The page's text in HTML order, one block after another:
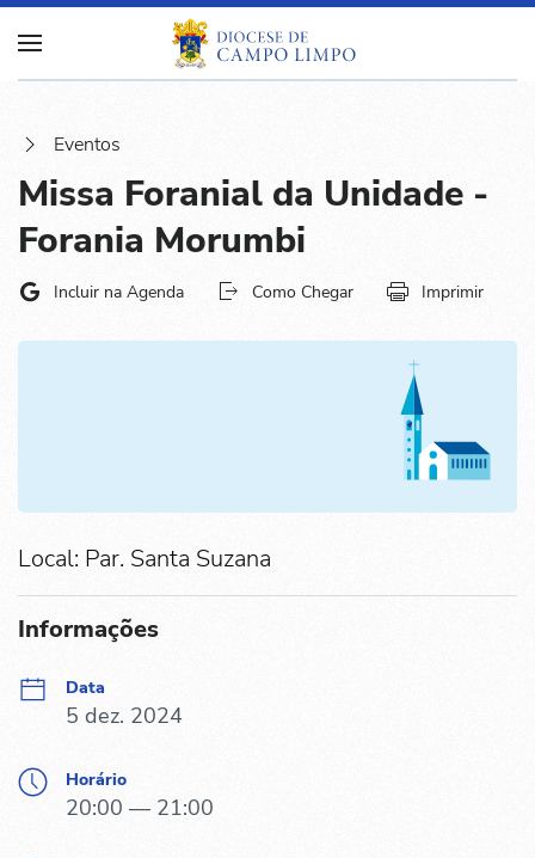
Eventos
Missa Foranial da Unidade -
Forania Morumbi
Incluir na Agenda Como Chegar Imprimir
Local: Par. Santa Suzana
Informações
Data
5 dez. 2024
Horário
20:00 — 21:00